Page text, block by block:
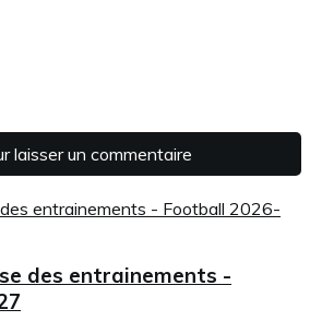
laisser un commentaire
des entrainements -